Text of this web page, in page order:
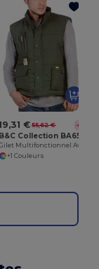
€ 55,62 € -65%
B&C Collection BA651
+1 Couleurs